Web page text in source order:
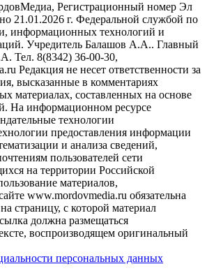
Регистрационный номер Эл
21.01.2026 г. Федеральной службой по
информационных технологий и
Учредитель Балашов А.А.. Главный
Тел. 8(8342) 36-00-30,
Редакция не несет ответственности за
высказанные в комментариях
материалах, составленных на основе
На информационном ресурсе
технологии
предоставления информации
и анализа сведений,
пользователей сети
на территории Российской
материалов,
www.mordovmedia.ru обязательна
страницу, с которой материал
должна размещаться
воспроизводящем оригинальный
персональных данных